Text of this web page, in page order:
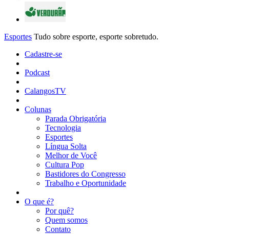
Esportes Tudo sobre esporte, esporte sobretudo.
Cadastre-se
Podcast
CalangosTV
Colunas
Parada Obrigatória
Tecnologia
Esportes
Língua Solta
Melhor de Você
Cultura Pop
Bastidores do Congresso
Trabalho e Oportunidade
O que é?
Por quê?
Quem somos
Contato